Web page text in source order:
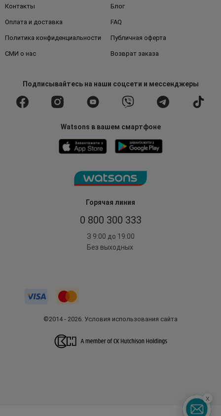
Горячая линия
0 800 300 333
З 9:00 до 19:00
Без выходных
Контакты Блог
Оплата и доставка FAQ
Политика конфиденциальности Публичная оферта
СМИ о нас Возврат заказа
Подписывайтесьна наши соцсети и мессенджеры
Watsons в вашем смартфоне
©2014 - 2026. Условия использования сайта
x